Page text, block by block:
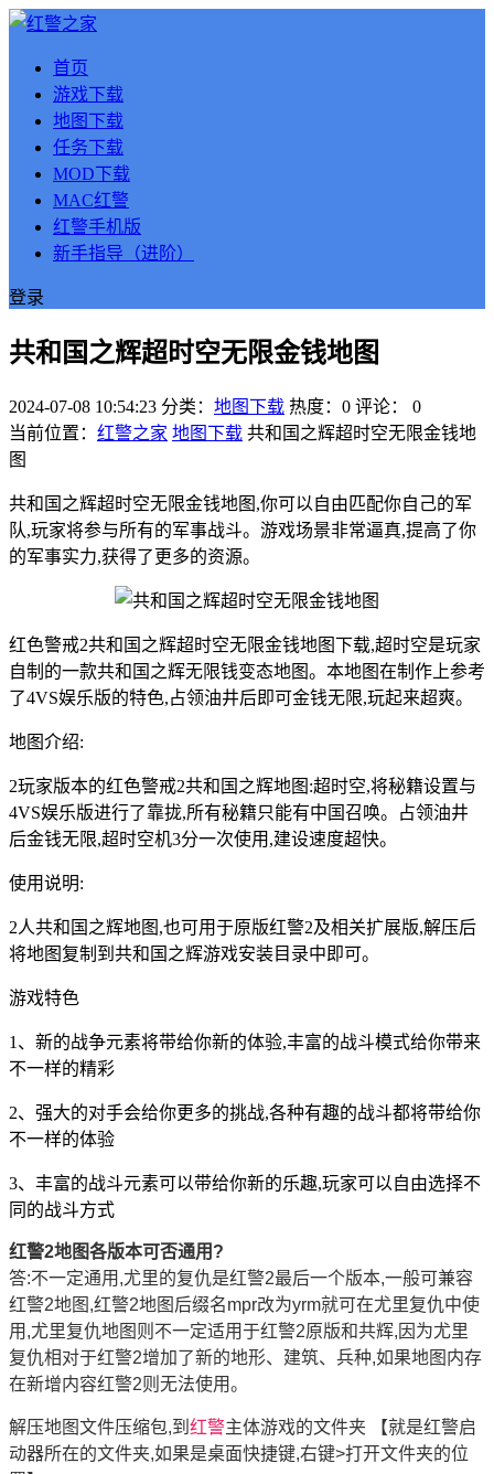
首页
游戏下载
地图下载
任务下载
MOD下载
MAC红警
红警手机版
新手指导（进阶）
登录
共和国之辉超时空无限金钱地图
2024-07-08 10:54:23 分类： 地图下载 热度：0 评论：
0
当前位置： 红警之家 地图下载 共和国之辉超时空无限金钱地
图
共和国之辉超时空无限金钱地图,你可以自由匹配你自己的军
队,玩家将参与所有的军事战斗。游戏场景非常逼真,提高了你
的军事实力,获得了更多的资源。
红色警戒2共和国之辉超时空无限金钱地图下载,超时空是玩家
自制的一款共和国之辉无限钱变态地图。本地图在制作上参考
了4VS娱乐版的特色,占领油井后即可金钱无限,玩起来超爽。
地图介绍:
2玩家版本的红色警戒2共和国之辉地图:超时空,将秘籍设置与
4VS娱乐版进行了靠拢,所有秘籍只能有中国召唤。占领油井
后金钱无限,超时空机3分一次使用,建设速度超快。
使用说明:
2人共和国之辉地图,也可用于原版红警2及相关扩展版,解压后
将地图复制到共和国之辉游戏安装目录中即可。
游戏特色
1、新的战争元素将带给你新的体验,丰富的战斗模式给你带来
不一样的精彩
2、强大的对手会给你更多的挑战,各种有趣的战斗都将带给你
不一样的体验
3、丰富的战斗元素可以带给你新的乐趣,玩家可以自由选择不
同的战斗方式
红警2地图各版本可否通用?
答:不一定通用,尤里的复仇是红警2最后一个版本,一般可兼容
红警2地图,红警2地图后缀名mpr改为yrm就可在尤里复仇中使
用,尤里复仇地图则不一定适用于红警2原版和共辉,因为尤里
复仇相对于红警2增加了新的地形、建筑、兵种,如果地图内存
在新增内容红警2则无法使用。
解压地图文件压缩包,到 红警主体游戏的文件夹 【就是红警启
动器所在的文件夹,如果是桌面快捷键,右键>打开文件夹的位